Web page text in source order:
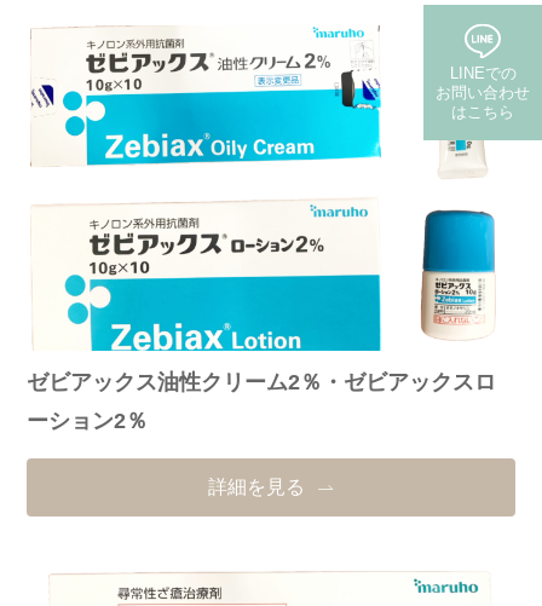
ゼビアックス油性クリーム2％・ゼビアックスロ
ーション2％
詳細を見る
LINEでの
お問い合わせ
はこちら
(保険・自費郵送)